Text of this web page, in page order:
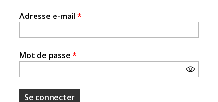
Adresse e-mail *
Mot de passe *